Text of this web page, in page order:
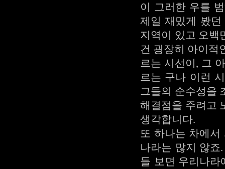
이 그러한 우를
제일 재밌게 봤던
지역이 있고 오백
건 굉장히 아이적
르는 시선이, 그
르는 구나 이런
그들의 순수성을
해결점을 주려고
생각합니다.
또 하나는 차에서
나라는 많지 않
들 보면 우리나라